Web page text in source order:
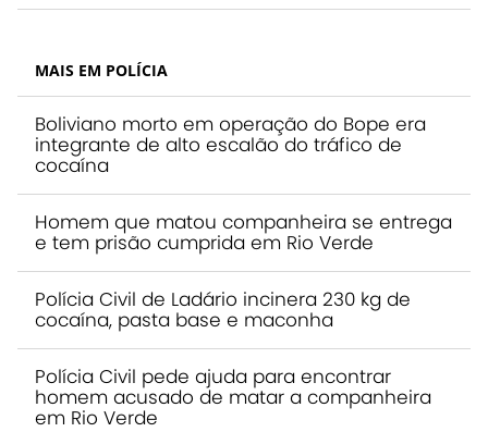
MAIS EM POLÍCIA
Boliviano morto em operação do Bope era
integrante de alto escalão do tráfico de
cocaína
Homem que matou companheira se entrega
e tem prisão cumprida em Rio Verde
Polícia Civil de Ladário incinera 230 kg de
cocaína, pasta base e maconha
Polícia Civil pede ajuda para encontrar
homem acusado de matar a companheira
em Rio Verde